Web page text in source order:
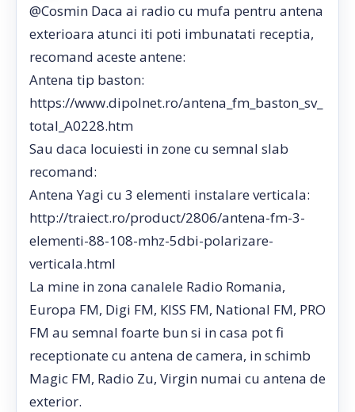
@Cosmin Daca ai radio cu mufa pentru antena
exterioara atunci iti poti imbunatati receptia,
recomand aceste antene:
Antena tip baston:
https://www.dipolnet.ro/antena_fm_baston_sv_
total_A0228.htm
Sau daca locuiesti in zone cu semnal slab
recomand:
Antena Yagi cu 3 elementi instalare verticala:
http://traiect.ro/product/2806/antena-fm-3-
elementi-88-108-mhz-5dbi-polarizare-
verticala.html
La mine in zona canalele Radio Romania,
Europa FM, Digi FM, KISS FM, National FM, PRO
FM au semnal foarte bun si in casa pot fi
receptionate cu antena de camera, in schimb
Magic FM, Radio Zu, Virgin numai cu antena de
exterior.